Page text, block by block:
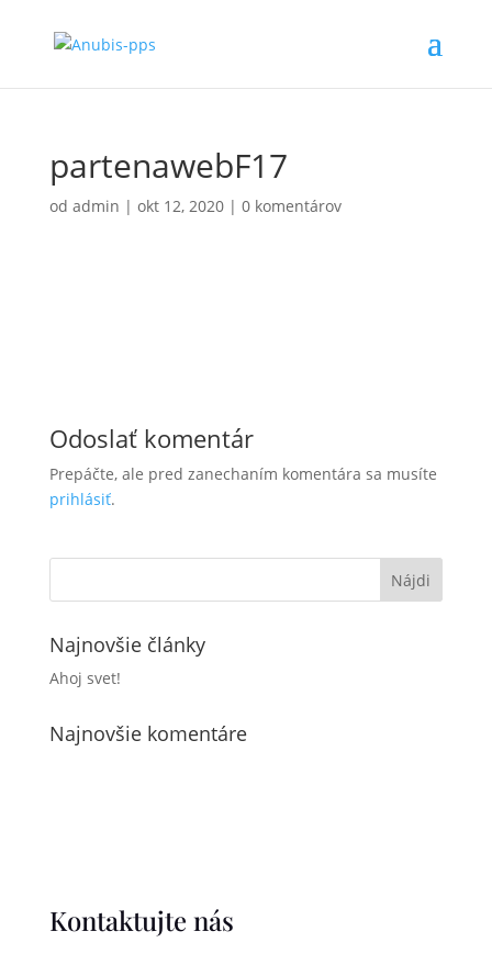
partenawebF17
od admin | okt 12, 2020| 0 komentárov
Odoslať komentár
Prepáčte, ale pred zanechaním komentára sa musíte
prihlásiť.
Najnovšie články
Ahoj svet!
Najnovšie komentáre
Kontaktujte nás